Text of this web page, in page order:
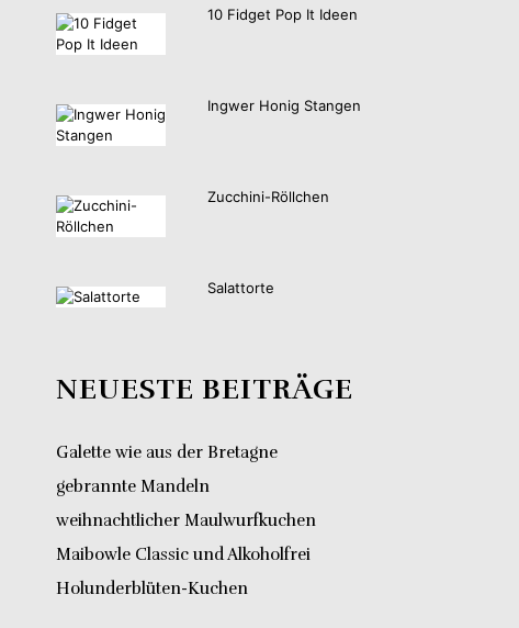
10 Fidget Pop It Ideen
Ingwer Honig Stangen
Zucchini-Röllchen
Salattorte
NEUESTE BEITRÄGE
Galette wie aus der Bretagne
gebrannte Mandeln
weihnachtlicher Maulwurfkuchen
Maibowle Classic und Alkoholfrei
Holunderblüten-Kuchen